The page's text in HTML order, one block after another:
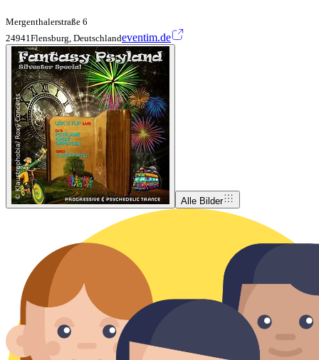
Mergenthalerstraße 6
24941Flensburg, Deutschlandeventim.de
Alle Bilder